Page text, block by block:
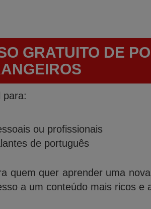
GRATUITO DE
para:
ou profissionais
de português
quem quer aprender uma
a um conteúdo mais ricos e